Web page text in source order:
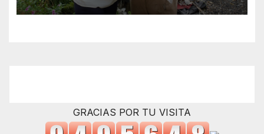
GRACIAS POR TU VISITA